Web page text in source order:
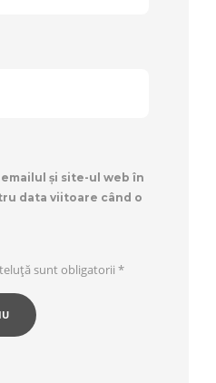
și site-ul web în
data viitoare când o
sunt obligatorii *